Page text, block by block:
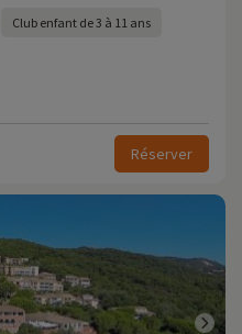
Club enfant de 3 à 11 ans
Réserver